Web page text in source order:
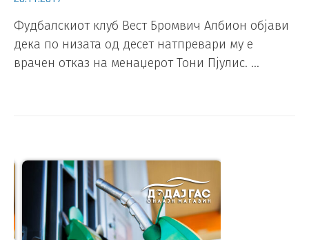
Фудбалскиот клуб Вест Бромвич Албион објави
дека по низата од десет натпревари му е
врачен отказ на менаџерот Тони Пјулис. …